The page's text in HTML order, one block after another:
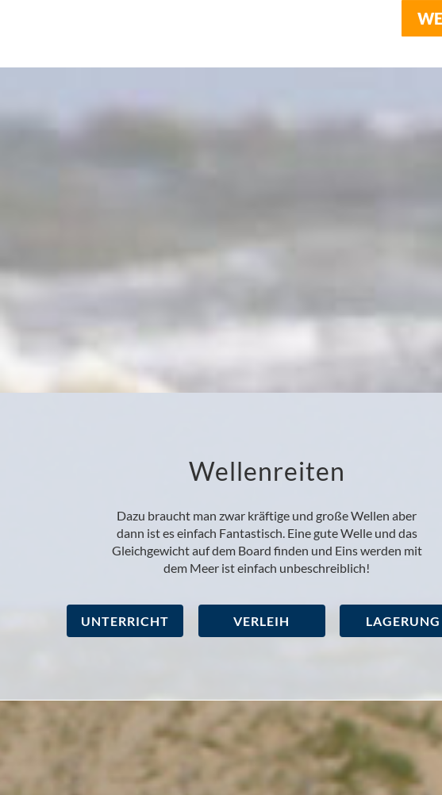
Wellenreiten
Dazu braucht man zwar kräftige und große Wellen aber
dann ist es einfach Fantastisch. Eine gute Welle und das
Gleichgewicht auf dem Board finden und Eins werden mit
dem Meer ist einfach unbeschreiblich!
UNTERRICHT VERLEIH LAGERUNG